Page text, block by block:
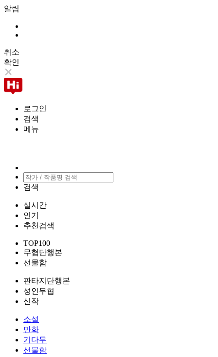
알림
취소
확인
로그인
검색
메뉴
검색
실시간
인기
추천검색
TOP100
무협단행본
선물함
판타지단행본
성인무협
신작
소설
만화
기다무
선물함